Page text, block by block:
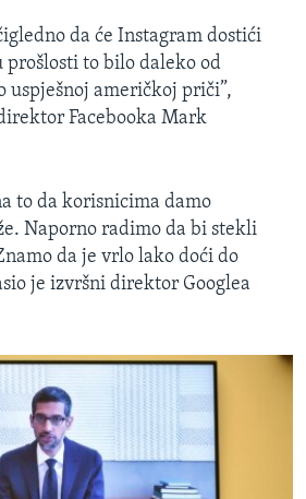
da će Instagram dostići
to bilo daleko od
uspješnoj američkoj priči”,
Facebooka Mark
to da korisnicima damo
Naporno radimo da bi stekli
da je vrlo lako doći do
je izvršni direktor Googlea